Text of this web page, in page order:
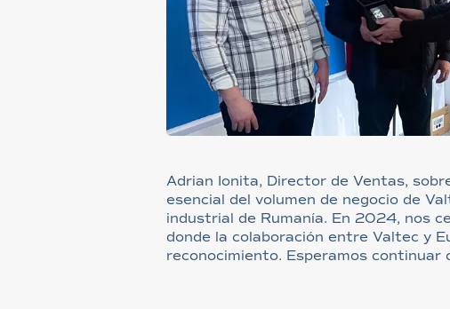
Adrian Ionita, Director de Ventas,
esencial del volumen de negocio de
industrial de Rumanía. En 2024, nos
donde la colaboración entre Valtec y
reconocimiento. Esperamos continuar